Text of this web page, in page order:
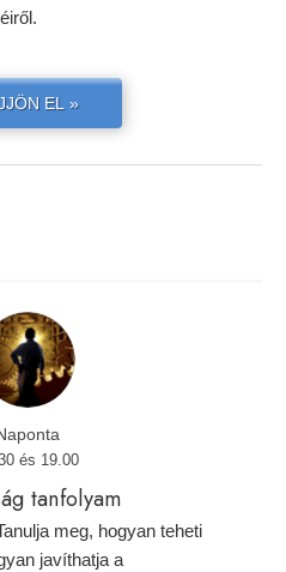
EL »
és 19.00
tanfolyam
meg, hogyan teheti
javíthatja a